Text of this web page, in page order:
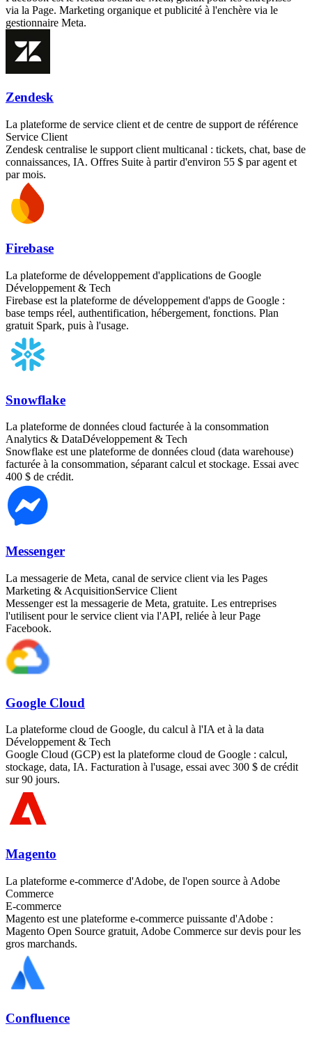
via la Page. Marketing organique et publicité à l'enchère via le
gestionnaire Meta.
Zendesk
La plateforme de service client et de centre de support de référence
Service Client
Zendesk centralise le support client multicanal : tickets, chat, base de
connaissances, IA. Offres Suite à partir d'environ 55 $ par agent et
par mois.
Firebase
La plateforme de développement d'applications de Google
Développement & Tech
Firebase est la plateforme de développement d'apps de Google :
base temps réel, authentification, hébergement, fonctions. Plan
gratuit Spark, puis à l'usage.
Snowflake
La plateforme de données cloud facturée à la consommation
Analytics & DataDéveloppement & Tech
Snowflake est une plateforme de données cloud (data warehouse)
facturée à la consommation, séparant calcul et stockage. Essai avec
400 $ de crédit.
Messenger
La messagerie de Meta, canal de service client via les Pages
Marketing & AcquisitionService Client
Messenger est la messagerie de Meta, gratuite. Les entreprises
l'utilisent pour le service client via l'API, reliée à leur Page
Facebook.
Google Cloud
La plateforme cloud de Google, du calcul à l'IA et à la data
Développement & Tech
Google Cloud (GCP) est la plateforme cloud de Google : calcul,
stockage, data, IA. Facturation à l'usage, essai avec 300 $ de crédit
sur 90 jours.
Magento
La plateforme e-commerce d'Adobe, de l'open source à Adobe
Commerce
E-commerce
Magento est une plateforme e-commerce puissante d'Adobe :
Magento Open Source gratuit, Adobe Commerce sur devis pour les
gros marchands.
Confluence